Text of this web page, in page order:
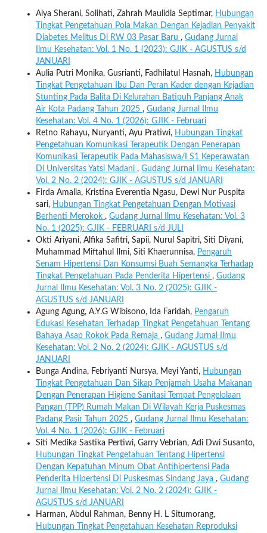
Alya Sherani, Solihati, Zahrah Maulidia Septimar, Hubungan
Tingkat Pengetahuan Pola Makan Dengan Kejadian Penyakit
Diabetes Melitus Di RW 03 Pasar Baru , Gudang Jurnal
Ilmu Kesehatan: Vol. 1 No. 1 (2023): GJIK - AGUSTUS s/d
JANUARI
Aulia Putri Monika, Gusrianti, Fadhilatul Hasnah, Hubungan
Tingkat Pengetahuan Ibu Dan Peran Kader dengan Kejadian
Stunting Pada Balita Di Kelurahan Batipuh Panjang Anak
Air Kota Padang Tahun 2025 , Gudang Jurnal Ilmu
Kesehatan: Vol. 4 No. 1 (2026): GJIK - Februari
Retno Rahayu, Nuryanti, Ayu Pratiwi, Hubungan Tingkat
Pengetahuan Komunikasi Terapeutik Dengan Penerapan
Komunikasi Terapeutik Pada Mahasiswa/I S1 Keperawatan
Di Universitas Yatsi Madani , Gudang Jurnal Ilmu Kesehatan:
Vol. 2 No. 2 (2024): GJIK - AGUSTUS s/d JANUARI
Firda Amalia, Kristina Everentia Ngasu, Dewi Nur Puspita
sari, Hubungan Tingkat Pengetahuan Dengan Motivasi
Berhenti Merokok , Gudang Jurnal Ilmu Kesehatan: Vol. 3
No. 1 (2025): GJIK - FEBRUARI s/d JULI
Okti Ariyani, Alfika Safitri, Sapii, Nurul Sapitri, Siti Diyani,
Muhammad Miftahul Ilmi, Siti Khaerunnisa, Pengaruh
Senam Hipertensi Dan Konsumsi Buah Semangka Terhadap
Tingkat Pengetahuan Pada Penderita Hipertensi , Gudang
Jurnal Ilmu Kesehatan: Vol. 3 No. 2 (2025): GJIK -
AGUSTUS s/d JANUARI
Agung Agung, A.Y.G Wibisono, Ida Faridah, Pengaruh
Edukasi Kesehatan Terhadap Tingkat Pengetahuan Tentang
Bahaya Asap Rokok Pada Remaja , Gudang Jurnal Ilmu
Kesehatan: Vol. 2 No. 2 (2024): GJIK - AGUSTUS s/d
JANUARI
Bunga Andina, Febriyanti Nursya, Meyi Yanti, Hubungan
Tingkat Pengetahuan Dan Sikap Penjamah Usaha Makanan
Dengan Penerapan Higiene Sanitasi Tempat Pengelolaan
Pangan (TPP) Rumah Makan Di Wilayah Kerja Puskesmas
Padang Pasir Tahun 2025 , Gudang Jurnal Ilmu Kesehatan:
Vol. 4 No. 1 (2026): GJIK - Februari
Siti Medika Sastika Pertiwi, Garry Vebrian, Adi Dwi Susanto,
Hubungan Tingkat Pengetahuan Tentang Hipertensi
Dengan Kepatuhan Minum Obat Antihipertensi Pada
Penderita Hipertensi Di Puskesmas Sindang Jaya , Gudang
Jurnal Ilmu Kesehatan: Vol. 2 No. 2 (2024): GJIK -
AGUSTUS s/d JANUARI
Harman, Abdul Rahman, Benny H. L Situmorang,
Hubungan Tingkat Pengetahuan Kesehatan Reproduksi